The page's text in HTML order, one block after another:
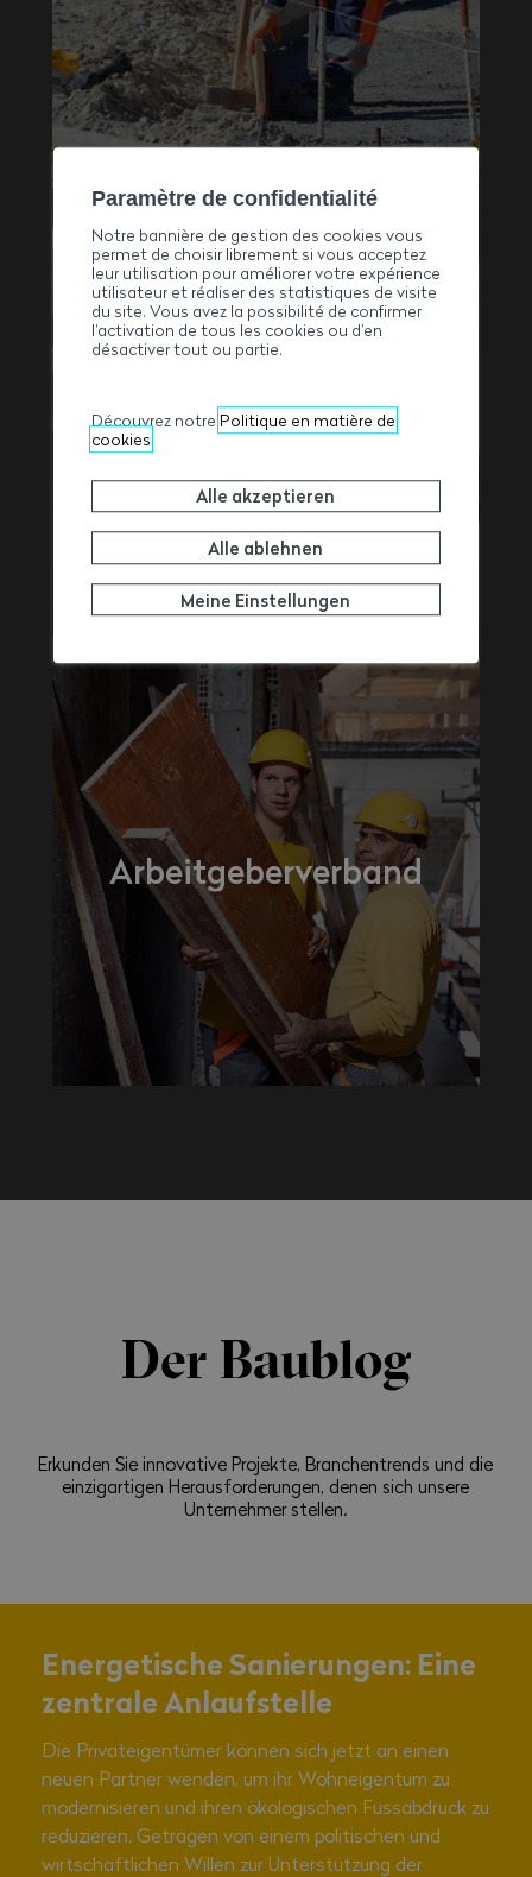
Bildung
Arbeitgeberverband
Der Baublog
Erkunden Sie innovative Projekte, Branchentrends und die
einzigartigen Herausforderungen, denen sich unsere
Unternehmer stellen.
Energetische Sanierungen: Eine
zentrale Anlaufstelle
Die Privateigentümer können sich jetzt an einen
neuen Partner wenden, um ihr Wohneigentum zu
modernisieren und ihren ökologischen Fussabdruck zu
reduzieren. Getragen von einem politischen und
wirtschaftlichen Willen zur Unterstützung der
Paramètre de confidentialité
Notre bannière de gestion des cookies vous
permet de choisir librement si vous acceptez
leur utilisation pour améliorer votre expérience
utilisateur et réaliser des statistiques de visite
du site. Vous avez la possibilité de confirmer
l’activation de tous les cookies ou d’en
désactiver tout ou partie.
Découvrez notre Politique en matière de
cookies
Alle akzeptieren
Alle ablehnen
Meine Einstellungen